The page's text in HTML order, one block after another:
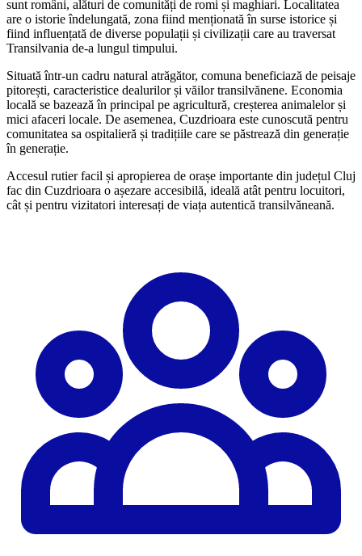
sunt români, alături de comunități de romi și maghiari. Localitatea
are o istorie îndelungată, zona fiind menționată în surse istorice și
fiind influențată de diverse populații și civilizații care au traversat
Transilvania de-a lungul timpului.
Situată într-un cadru natural atrăgător, comuna beneficiază de peisaje
pitorești, caracteristice dealurilor și văilor transilvănene. Economia
locală se bazează în principal pe agricultură, creșterea animalelor și
mici afaceri locale. De asemenea, Cuzdrioara este cunoscută pentru
comunitatea sa ospitalieră și tradițiile care se păstrează din generație
în generație.
Accesul rutier facil și apropierea de orașe importante din județul Cluj
fac din Cuzdrioara o așezare accesibilă, ideală atât pentru locuitori,
cât și pentru vizitatori interesați de viața autentică transilvăneană.